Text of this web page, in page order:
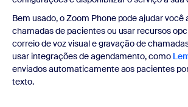
Bem usado, o Zoom Phone pode ajudar você
chamadas de pacientes ou usar recursos
correio de voz visual e gravação de
usar integrações de agendamento, como
enviados automaticamente aos pacientes
texto.